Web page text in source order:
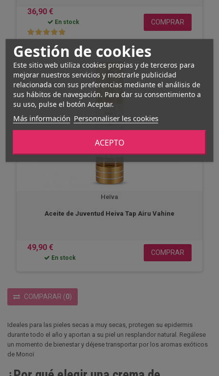
Gestión de cookies
Este sitio web utiliza cookies propias y de terceros para
mejorar nuestros servicios y mostrarle publicidad
relacionada con sus preferencias mediante el análisis de
sus hábitos de navegación. Para dar su consentimiento a
su uso, pulse el botón Aceptar.
Más información Personnaliser les cookies
ACEPTO
36,90 €
En stock COMPRAR
Heïva
Aceite de Juventud Heiva Tap Airu Vahine
49,90 €
En stock
COMPRAR
COMPARAR (0)
Ideales para las pieles secas a muy secas, protegen su epidermis
durante todo el año y aportan a su piel un resplandor natural. Regálese
un momento de bienestar y déjese transportar por los aromas exóticos
de Monoï